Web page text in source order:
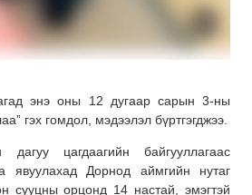
энэ оны 12 дугаар сарын 3-ны
гэх гомдол, мэдээлэл бүртгэгджээ.
цагдаагийн байгууллагаас
явуулахад Дорнод аймгийн нутаг
сууцны орцонд 14 настай, эмэгтэй